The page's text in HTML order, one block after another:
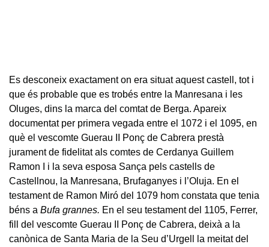
Es desconeix exactament on era situat aquest castell, tot i
que és probable que es trobés entre la Manresana i les
Oluges, dins la marca del comtat de Berga. Apareix
documentat per primera vegada entre el 1072 i el 1095, en
què el vescomte Guerau II Ponç de Cabrera prestà
jurament de fidelitat als comtes de Cerdanya Guillem
Ramon I i la seva esposa Sança pels castells de
Castellnou, la Manresana, Brufaganyes i l’Oluja. En el
testament de Ramon Miró del 1079 hom constata que tenia
béns a Bufa grannes. En el seu testament del 1105, Ferrer,
fill del vescomte Guerau II Ponç de Cabrera, deixà a la
canònica de Santa Maria de la Seu d’Urgell la meitat del